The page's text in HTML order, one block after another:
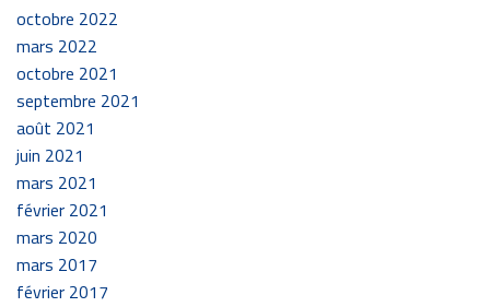
octobre 2022
mars 2022
octobre 2021
septembre 2021
août 2021
juin 2021
mars 2021
février 2021
mars 2020
mars 2017
février 2017